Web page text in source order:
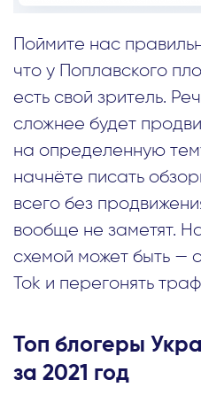
Поймите нас
что у Поплавского
есть свой зритель.
сложнее будет
на определенную
начнёте писать
всего без
вообще не заметят.
схемой может быть —
Tok и перегонять
Топ блогеры
за 2021 год